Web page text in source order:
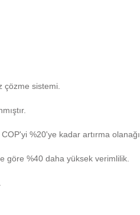
çözme sistemi.
%20'ye kadar artırma olanağı.
göre %40 daha yüksek verimlilik.